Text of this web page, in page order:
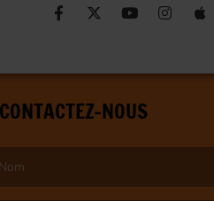
CONTACTEZ-NOUS